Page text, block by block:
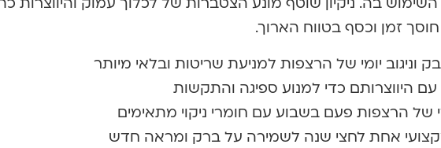
זמן וכסף בטווח הארוך.
וניגוב יומי של הרצפות למניעת שריטות ובלאי מיותר
היווצרותם כדי למנוע ספיגה והתקשות
של הרצפות פעם בשבוע עם חומרי ניקוי מתאימים
מקצועי אחת לחצי שנה לשמירה על ברק ומראה חדש